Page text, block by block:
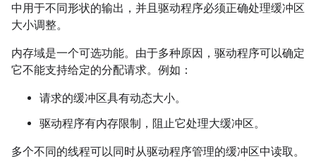
中用于不同形状的输出，并且驱动程序必须正确处理缓冲区
大小调整。
内存域是一个可选功能。由于多种原因，驱动程序可以确定
它不能支持给定的分配请求。例如：
请求的缓冲区具有动态大小。
驱动程序有内存限制，阻止它处理大缓冲区。
多个不同的线程可以同时从驱动程序管理的缓冲区中读取。